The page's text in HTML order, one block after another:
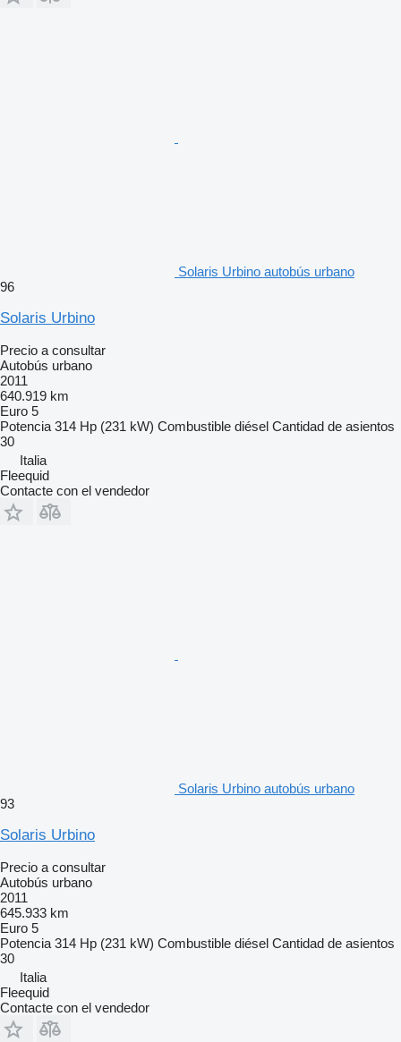
Solaris Urbino autobús urbano
96
Solaris Urbino
Precio a consultar
Autobús urbano
2011
640.919 km
Euro 5
Potencia 314 Hp (231 kW) Combustible diésel Cantidad de asientos
30
Italia
Fleequid
Contacte con el vendedor
Solaris Urbino autobús urbano
93
Solaris Urbino
Precio a consultar
Autobús urbano
2011
645.933 km
Euro 5
Potencia 314 Hp (231 kW) Combustible diésel Cantidad de asientos
30
Italia
Fleequid
Contacte con el vendedor